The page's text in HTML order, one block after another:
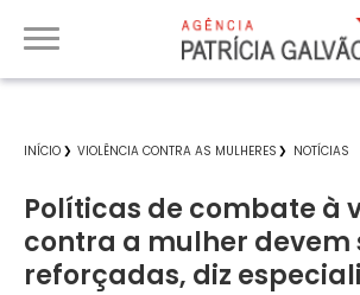
INÍCIO VIOLÊNCIA CONTRA AS MULHERES NOTÍCIAS
Políticas de combate à
contra a mulher devem
reforçadas, diz